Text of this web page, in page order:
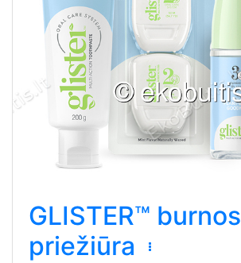
GLISTER™ burnos
priežiūra